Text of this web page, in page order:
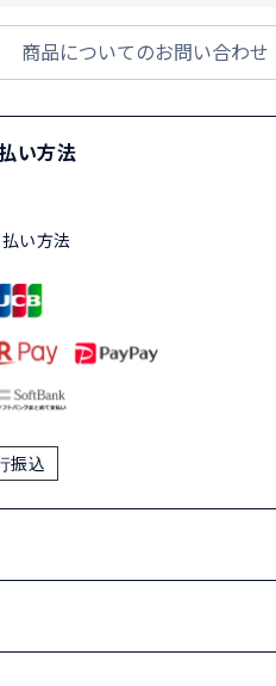
商品についてのお問い合わせ
い方法
い方法
振込